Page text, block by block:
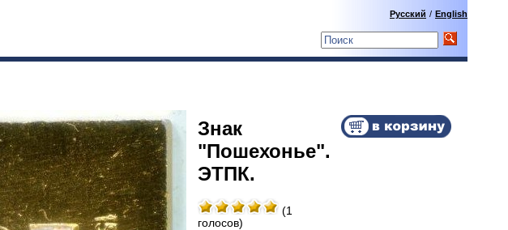
Русский / English
Знак
"Пошехонье".
ЭТПК.
(1
голосов)